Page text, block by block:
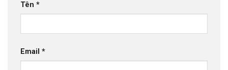
Tên *
Email *